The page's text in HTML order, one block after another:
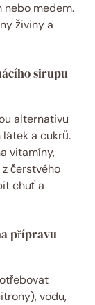
nebo medem.
živiny a
sirupu
alternativu
a cukrů.
vitamíny,
čerstvého
chuť a
přípravu
vodu,